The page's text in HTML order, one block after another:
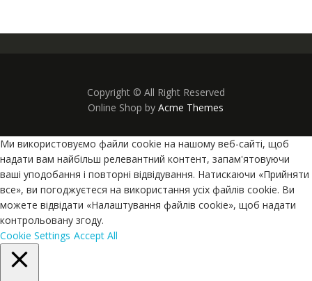
г
п
о
з
а
п
и
с
я
Copyright © All Right Reserved
Online Shop byAcme Themes
Ми використовуємо файли cookie на нашому веб-сайті, щоб
надати вам найбільш релевантний контент, запам'ятовуючи
ваші уподобання і повторні відвідування. Натискаючи «Прийняти
все», ви погоджуєтеся на використання усіх файлів cookie. Ви
можете відвідати «Налаштування файлів cookie», щоб надати
контрольовану згоду.
Cookie Settings Accept All